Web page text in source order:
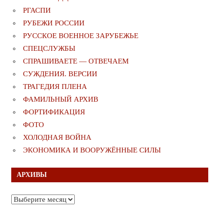
РГАСПИ
РУБЕЖИ РОССИИ
РУССКОЕ ВОЕННОЕ ЗАРУБЕЖЬЕ
СПЕЦСЛУЖБЫ
СПРАШИВАЕТЕ — ОТВЕЧАЕМ
СУЖДЕНИЯ. ВЕРСИИ
ТРАГЕДИЯ ПЛЕНА
ФАМИЛЬНЫЙ АРХИВ
ФОРТИФИКАЦИЯ
ФОТО
ХОЛОДНАЯ ВОЙНА
ЭКОНОМИКА И ВООРУЖЁННЫЕ СИЛЫ
АРХИВЫ
Архивы